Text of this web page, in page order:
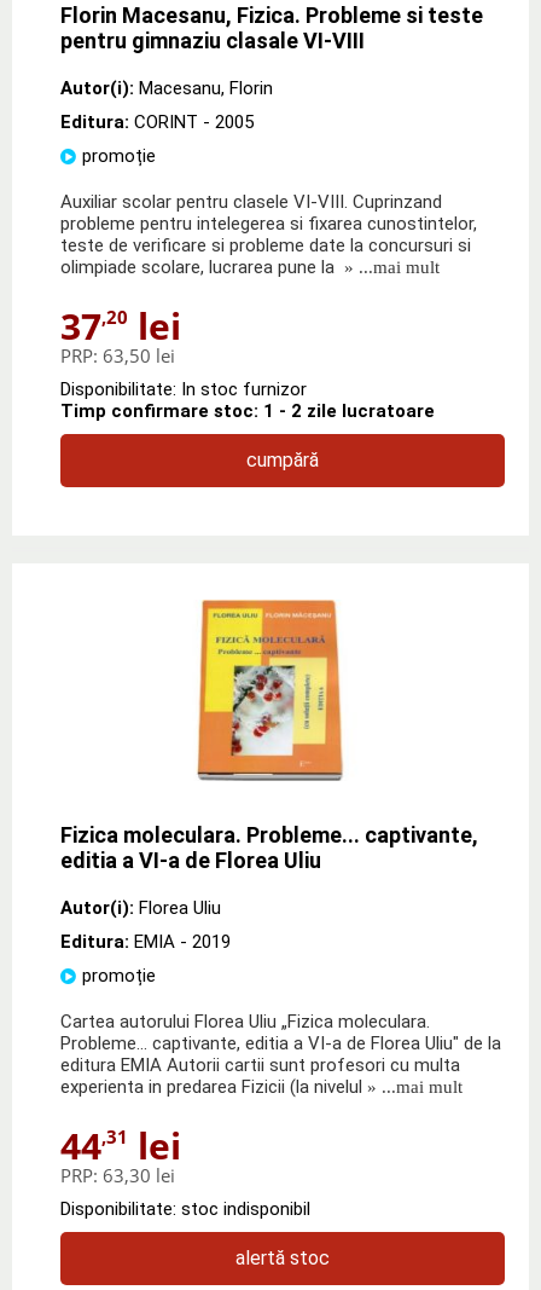
Florin Macesanu, Fizica. Probleme si teste
pentru gimnaziu clasale VI-VIII
Autor(i): Macesanu, Florin
Editura: CORINT - 2005
promoție
Auxiliar scolar pentru clasele VI-VIII. Cuprinzand
probleme pentru intelegerea si fixarea cunostintelor,
teste de verificare si probleme date la concursuri si
olimpiade scolare, lucrarea pune la » ...mai mult
37,20 lei
PRP: 63,50 lei
Disponibilitate: In stoc furnizor
Timp confirmare stoc: 1 - 2 zile lucratoare
cumpără
Fizica moleculara. Probleme... captivante,
editia a VI-a de Florea Uliu
Autor(i): Florea Uliu
Editura: EMIA - 2019
promoție
Cartea autorului Florea Uliu „Fizica moleculara.
Probleme... captivante, editia a VI-a de Florea Uliu" de la
editura EMIA Autorii cartii sunt profesori cu multa
experienta in predarea Fizicii (la nivelul » ...mai mult
44,31 lei
PRP: 63,30 lei
Disponibilitate: stoc indisponibil
alertă stoc